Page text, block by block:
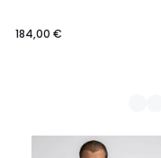
184,00 €